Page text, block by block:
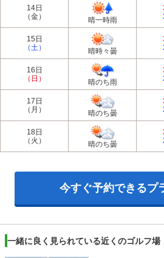
14日
（金）
晴一時雨
15日
（土）
晴時々曇
16日
（日）
晴のち雨
17日
（月）
晴のち曇
18日
（火）
晴のち曇
今すぐ予約できるプ
一緒に良く見られている近くのゴルフ場